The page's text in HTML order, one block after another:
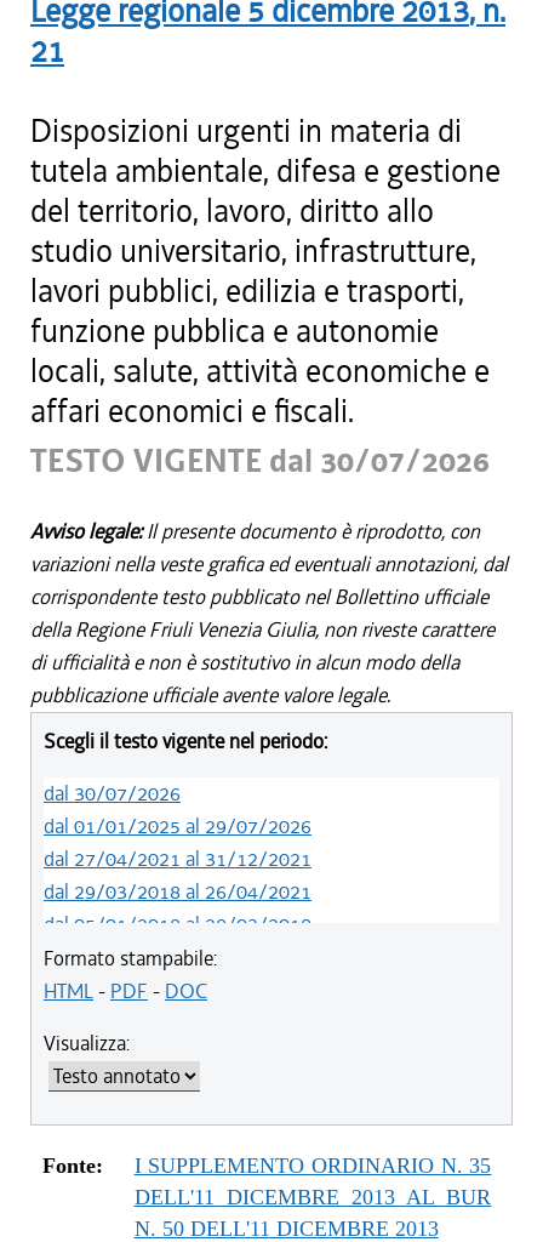
Legge regionale 5 dicembre 2013, n.
21
Disposizioni urgenti in materia di
tutela ambientale, difesa e gestione
del territorio, lavoro, diritto allo
studio universitario, infrastrutture,
lavori pubblici, edilizia e trasporti,
funzione pubblica e autonomie
locali, salute, attività economiche e
affari economici e fiscali.
TESTO VIGENTE dal 30/07/2026
Avviso legale:Il presente documento è riprodotto, con
variazioni nella veste grafica ed eventuali annotazioni, dal
corrispondente testo pubblicato nel Bollettino ufficiale
della Regione Friuli Venezia Giulia, non riveste carattere
di ufficialità e non è sostitutivo in alcun modo della
pubblicazione ufficiale avente valore legale.
Scegli il testo vigente nel periodo:
dal 30/07/2026
dal 01/01/2025 al 29/07/2026
dal 27/04/2021 al 31/12/2021
dal 29/03/2018 al 26/04/2021
dal 05/01/2018 al 28/03/2018
dal 01/01/2018 al 04/01/2018
dal 26/10/2017 al 31/12/2017
dal 15/12/2016 al 14/04/2017
dal 01/01/2016 al 14/12/2016
dal 11/08/2015 al 31/12/2015
dal 21/05/2015 al 10/08/2015
dal 26/02/2015 al 20/05/2015
dal 07/01/2015 al 25/02/2015
Formato stampabile:
HTML- PDF - DOC
Visualizza:
Fonte:
I SUPPLEMENTO ORDINARIO N. 35
DELL'11 DICEMBRE 2013 AL BUR
N. 50 DELL'11 DICEMBRE 2013